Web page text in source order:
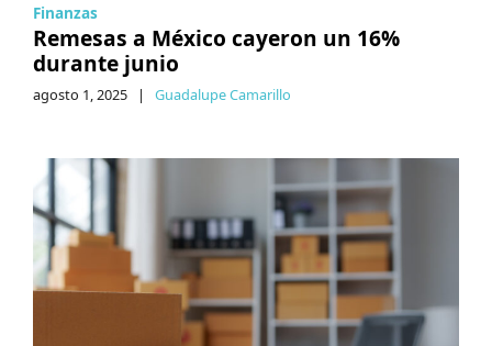
Finanzas
Remesas a México cayeron un 16%
durante junio
agosto 1, 2025 | Guadalupe Camarillo